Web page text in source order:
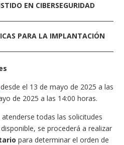
EN CIBERSEGURIDAD
de diagnóstico asistido y
un análisis exhaustivo del
y sus posibilidades de
el estudio de su dependencia
protocolos de actuación, que
la empresa destinataria. El
otros.
tecnológica implantada
PARA LA IMPLANTACIÓN
libremente por la
y la financiación
se definirán los conceptos
por empresa para esta fase de
desde el 13 de mayo de 2025 a las
de 2025 a las 14:00 horas.
todas las solicitudes
se procederá a realizar
para determinar el orden de